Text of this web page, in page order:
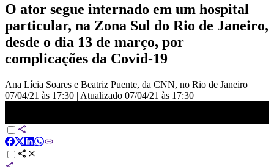
O ator segue internado em um hospital
particular, na Zona Sul do Rio de Janeiro,
desde o dia 13 de março, por
complicações da Covid-19
Ana Lícia Soares e Beatriz Puente, da CNN, no Rio de Janeiro
07/04/21 às 17:30 | Atualizado 07/04/21 às 17:30